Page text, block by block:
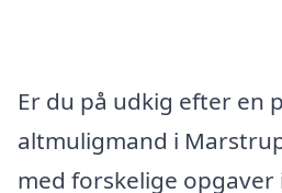
Er du på udkig efter en
altmuligmand i
med forskelige